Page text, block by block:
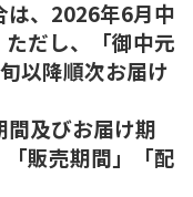
、2026年6月中
だし、「御中元
以降順次お届け
及びお届け期
販売期間」「配